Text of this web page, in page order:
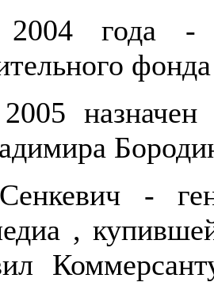
года -
назначен
-
,